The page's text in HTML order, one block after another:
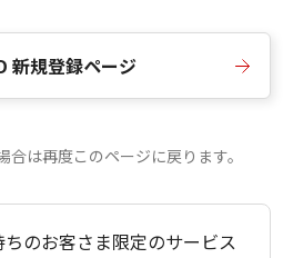
新規登録ページ
は再度このページに戻ります。
のお客さま限定のサービス